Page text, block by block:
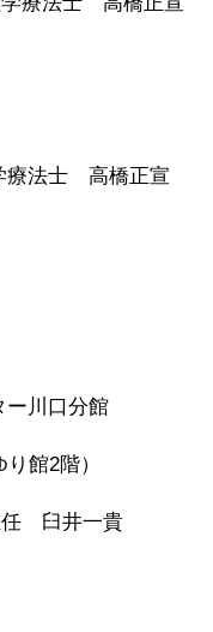
療法士 高橋正宣
川口分館
館2階）
任 臼井一貴